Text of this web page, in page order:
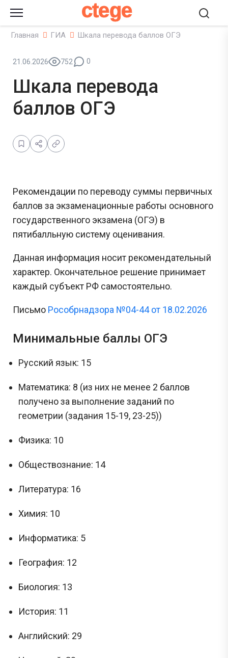
ctege
Главная ГИА Шкала перевода баллов ОГЭ
21.06.2026 752 0
Шкала перевода
баллов ОГЭ
Рекомендации по переводу суммы первичных
баллов за экзаменационные работы основного
государственного экзамена (ОГЭ) в
пятибалльную систему оценивания.
Данная информация носит рекомендательный
характер. Окончательное решение принимает
каждый субъект РФ самостоятельно.
Письмо Рособрнадзора №04-44 от 18.02.2026
Минимальные баллы ОГЭ
Русский язык: 15
Математика: 8 (из них не менее 2 баллов
получено за выполнение заданий по
геометрии (задания 15-19, 23-25))
Физика: 10
Обществознание: 14
Литература: 16
Химия: 10
Информатика: 5
География: 12
Биология: 13
История: 11
Английский: 29